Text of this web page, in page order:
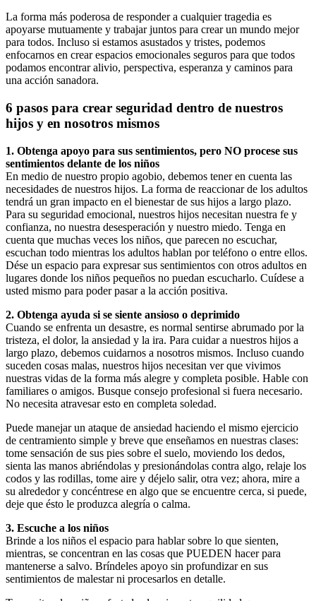
La forma más poderosa de responder a cualquier tragedia es
apoyarse mutuamente y trabajar juntos para crear un mundo mejor
para todos. Incluso si estamos asustados y tristes, podemos
enfocarnos en crear espacios emocionales seguros para que todos
podamos encontrar alivio, perspectiva, esperanza y caminos para
una acción sanadora.
6 pasos para crear seguridad dentro de nuestros
hijos y en nosotros mismos
1. Obtenga apoyo para sus sentimientos, pero NO procese sus
sentimientos delante de los niños
En medio de nuestro propio agobio, debemos tener en cuenta las
necesidades de nuestros hijos. La forma de reaccionar de los adultos
tendrá un gran impacto en el bienestar de sus hijos a largo plazo.
Para su seguridad emocional, nuestros hijos necesitan nuestra fe y
confianza, no nuestra desesperación y nuestro miedo. Tenga en
cuenta que muchas veces los niños, que parecen no escuchar,
escuchan todo mientras los adultos hablan por teléfono o entre ellos.
Dése un espacio para expresar sus sentimientos con otros adultos en
lugares donde los niños pequeños no puedan escucharlo. Cuídese a
usted mismo para poder pasar a la acción positiva.
2. Obtenga ayuda si se siente ansioso o deprimido
Cuando se enfrenta un desastre, es normal sentirse abrumado por la
tristeza, el dolor, la ansiedad y la ira. Para cuidar a nuestros hijos a
largo plazo, debemos cuidarnos a nosotros mismos. Incluso cuando
suceden cosas malas, nuestros hijos necesitan ver que vivimos
nuestras vidas de la forma más alegre y completa posible. Hable con
familiares o amigos. Busque consejo profesional si fuera necesario.
No necesita atravesar esto en completa soledad.
Puede manejar un ataque de ansiedad haciendo el mismo ejercicio
de centramiento simple y breve que enseñamos en nuestras clases:
tome sensación de sus pies sobre el suelo, moviendo los dedos,
sienta las manos abriéndolas y presionándolas contra algo, relaje los
codos y las rodillas, tome aire y déjelo salir, otra vez; ahora, mire a
su alrededor y concéntrese en algo que se encuentre cerca, si puede,
deje que ésto le produzca alegría o calma.
3. Escuche a los niños
Brinde a los niños el espacio para hablar sobre lo que sienten,
mientras, se concentran en las cosas que PUEDEN hacer para
mantenerse a salvo. Bríndeles apoyo sin profundizar en sus
sentimientos de malestar ni procesarlos en detalle.